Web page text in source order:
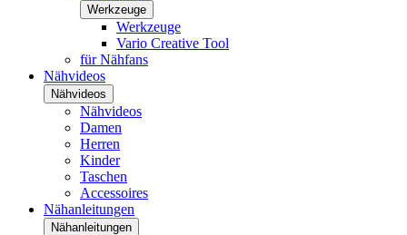
Werkzeuge
Werkzeuge
Vario Creative Tool
für Nähfans
Nähvideos
Nähvideos
Nähvideos
Damen
Herren
Kinder
Taschen
Accessoires
Nähanleitungen
Nähanleitungen